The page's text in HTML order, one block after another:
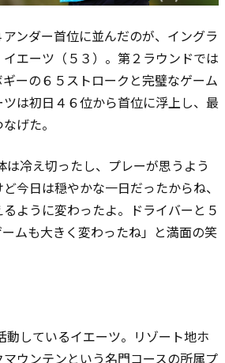
ンダー首位に並んだのが、イングラ
エーツ（５３）。第２ラウンドでは
ーの６５ストロークと完璧なゲーム
は初日４６位から首位に浮上し、最
げた。
冷え切ったし、プレーが思うよう
今日は穏やかな一日だったからね、
ように変わったよ。ドライバーと５
ムも大きく変わったね」と満面の笑
しているイエーツ。リゾート地ホ
ウンテンという名門コースの所属プ